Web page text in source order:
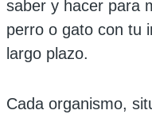
saber y hacer para
perro o gato con tu
largo plazo.
Cada organismo,